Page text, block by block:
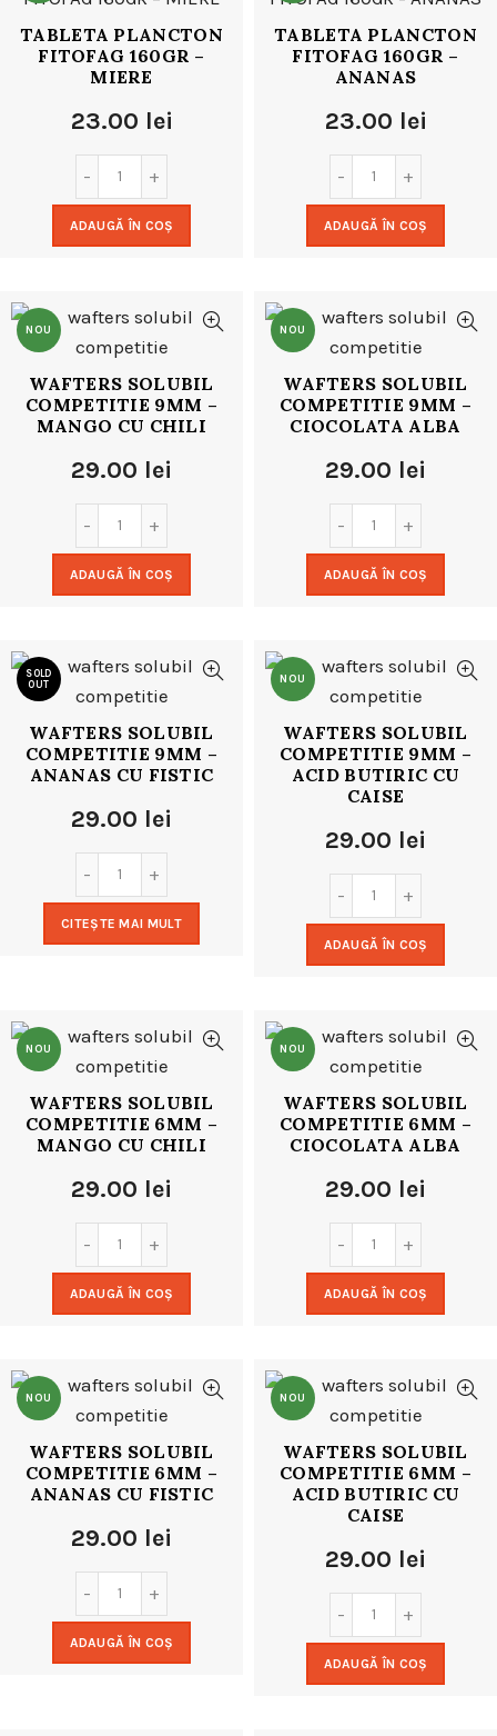
TABLETA PLANCTON
FITOFAG 160GR –
MIERE
23.00 lei
ADAUGĂ ÎN COȘ
TABLETA PLANCTON
FITOFAG 160GR –
ANANAS
23.00 lei
ADAUGĂ ÎN COȘ
NOU
WAFTERS SOLUBIL
COMPETITIE 9MM –
MANGO CU CHILI
29.00 lei
ADAUGĂ ÎN COȘ
NOU
WAFTERS SOLUBIL
COMPETITIE 9MM –
CIOCOLATA ALBA
29.00 lei
ADAUGĂ ÎN COȘ
SOLD
OUT
NOU
WAFTERS SOLUBIL
COMPETITIE 9MM –
ANANAS CU FISTIC
29.00 lei
CITEȘTE MAI MULT
NOU
WAFTERS SOLUBIL
COMPETITIE 9MM –
ACID BUTIRIC CU
CAISE
29.00 lei
ADAUGĂ ÎN COȘ
NOU
WAFTERS SOLUBIL
COMPETITIE 6MM –
MANGO CU CHILI
29.00 lei
ADAUGĂ ÎN COȘ
NOU
WAFTERS SOLUBIL
COMPETITIE 6MM –
CIOCOLATA ALBA
29.00 lei
ADAUGĂ ÎN COȘ
NOU
WAFTERS SOLUBIL
COMPETITIE 6MM –
ANANAS CU FISTIC
29.00 lei
ADAUGĂ ÎN COȘ
NOU
WAFTERS SOLUBIL
COMPETITIE 6MM –
ACID BUTIRIC CU
CAISE
29.00 lei
ADAUGĂ ÎN COȘ